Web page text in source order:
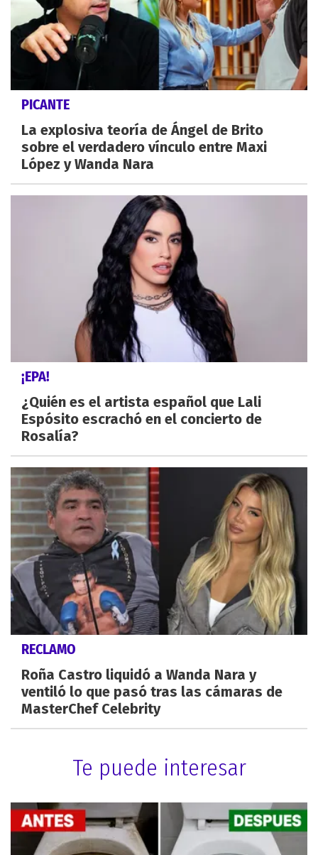
PICANTE
La explosiva teoría de Ángel de Brito
sobre el verdadero vínculo entre Maxi
López y Wanda Nara
¡EPA!
¿Quién es el artista español que Lali
Espósito escrachó en el concierto de
Rosalía?
RECLAMO
Roña Castro liquidó a Wanda Nara y
ventiló lo que pasó tras las cámaras de
MasterChef Celebrity
Te puede interesar